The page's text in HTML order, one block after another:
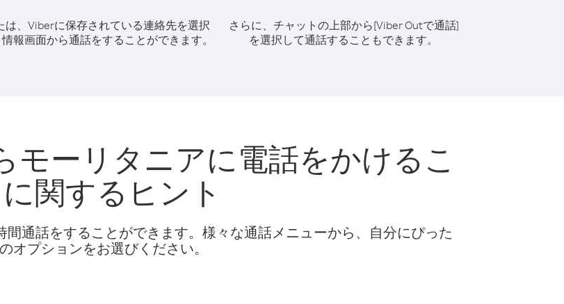
は、Viberに保存されている連絡先を選択
情報画面から通話をすることができます。
さらに、チャットの上部から[Viber Outで通話]
を選択して通話することもできます。
モーリタニアに電話をかけるこ
関するヒント
通話をすることができます。様々な通話メニューから、自分にぴった
オプションをお選びください。